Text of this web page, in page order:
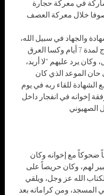
في معركة حجارة
خلال معركة العصف
والجهاد في سبيل الله،
وفي معركة العصف المأكول خرج لمدة 7 أيام وكسا العرق
يرد عليهم “لا أريد،
حان الموعد الذي كان
للقاء ربه في يوم
برفقة إخوانه في انفجار داخل
ضحوكاً مع إخوانه وكان
لهم، وكان حريصاً على
الله عز وجل، ويلقي
المسجد، ومن كراماته بعد